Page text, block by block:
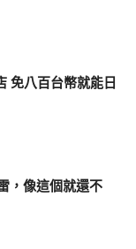
，像這個就還不